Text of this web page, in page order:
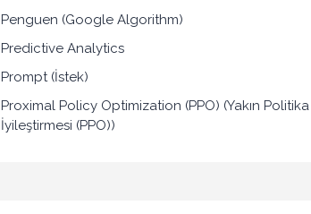
Penguen (Google Algorithm)
Predictive Analytics
Prompt (İstek)
Proximal Policy Optimization (PPO) (Yakın Politika
İyileştirmesi (PPO))